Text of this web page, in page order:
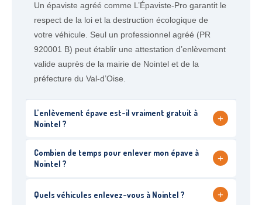
Un épaviste agréé comme L’Épaviste-Pro garantit le
respect de la loi et la destruction écologique de
votre véhicule. Seul un professionnel agréé (PR
920001 B) peut établir une attestation d’enlèvement
valide auprès de la mairie de Nointel et de la
préfecture du Val-d’Oise.
L’enlèvement épave est-il vraiment gratuit à
Nointel ?
+
Combien de temps pour enlever mon épave à
Nointel ?
+
Quels véhicules enlevez-vous à Nointel ? +